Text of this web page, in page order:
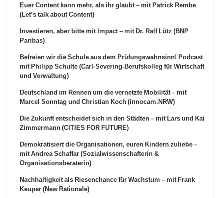
Euer Content kann mehr, als ihr glaubt – mit Patrick Rembe
(Let’s talk about Content)
Investieren, aber bitte mit Impact – mit Dr. Ralf Lütz (BNP
Paribas)
Befreien wir die Schule aus dem Prüfungswahnsinn! Podcast
mit Philipp Schulte (Carl-Severing-Berufskolleg für Wirtschaft
und Verwaltung)
Deutschland im Rennen um die vernetzte Mobilität – mit
Marcel Sonntag und Christian Koch (innocam.NRW)
Die Zukunft entscheidet sich in den Städten – mit Lars und Kai
Zimmermann (CITIES FOR FUTURE)
Demokratisiert die Organisationen, euren Kindern zuliebe –
mit Andrea Schaffar (Sozialwissenschafterin &
Organisationsberaterin)
Nachhaltigkeit als Riesenchance für Wachstum – mit Frank
Keuper (New Rationale)